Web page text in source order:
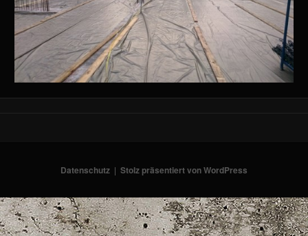
Datenschutz Stolz präsentiert von WordPress